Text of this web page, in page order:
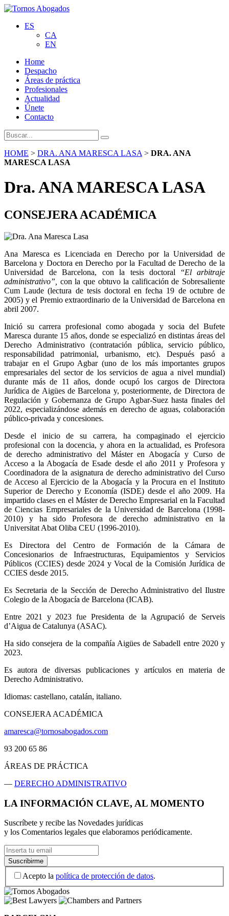
ES
CA
EN
Home
Despacho
Áreas de práctica
Profesionales
Actualidad
Únete
Contacto
HOME > DRA. ANA MARESCA LASA > DRA. ANA
MARESCA LASA
Dra. ANA MARESCA LASA
CONSEJERA ACADÉMICA
Ana Maresca es Licenciada en Derecho por la Universidad de
Barcelona y Doctora en Derecho por la Facultad de Derecho de la
Universidad de Barcelona, con la tesis doctoral “El arbitraje
administrativo”,
con la que obtuvo la calificación de Sobresaliente
Cum Laude (lectura de tesis doctoral en fecha 19 de octubre de
2005) y el Premio extraordinario de la Universidad de Barcelona en
abril 2007.
Inició su carrera profesional como abogada y socia del Bufete
Maresca durante 15 años, donde se especializó en distintas áreas del
Derecho Administrativo (contratación pública, servicio público,
responsabilidad patrimonial, urbanismo, etc). Después pasó a
trabajar en el Grupo Agbar (uno de los más importantes grupos
empresariales del sector de los servicios de agua a nivel mundial)
durante más de 11 años, donde ocupó los cargos de Directora
Jurídica de Aigües de Barcelona y, posteriormente, de Directora de
Regulación y Gobernanza de Grupo Agbar-Suez hasta finales del
2022, especializándose además en derecho de aguas, colaboración
público-privada y concesiones.
Desde el inicio de su carrera, ha compaginado el ejercicio
profesional con la docencia, y ahora en la actualidad, es Profesora
de derecho administrativo del Máster en Abogacía y Curso de
Acceso a la Abogacía de Esade desde el año 2011 y Profesora y
Coordinadora de la asignatura de derecho administrativo del Curso
de Acceso al Ejercicio de la Abogacía y la Procura en el Instituto
Superior de Derecho y Economía (ISDE) desde el año 2009. Ha
impartido clases en el Máster de Derecho Empresarial en la Facultad
de Ciencias Empresariales de la Universidad de Barcelona (1998-
2010) y ha sido Profesora de derecho administrativo en la
Universitat Abat Oliba CEU (1996-2010).
Es Directora del Centro de Formación de la Cámara de
Concesionarios de Infraestructuras, Equipamientos y Servicios
Públicos (CCIES) desde 2024 y Vocal de la Comisión Jurídica de
CCIES desde 2015.
Es Secretaria de la Sección de Derecho Administrativo del Ilustre
Colegio de la Abogacía de Barcelona (ICAB).
Entre 2021 y 2023 fue Presidenta de la Agrupació de Serveis
d’Aigua de Catalunya (ASAC).
Ha sido consejera de la compañía Aigües de Sabadell entre 2020 y
2023.
Es autora de diversas publicaciones y artículos en materia de
Derecho Administrativo.
Idiomas: castellano, catalán, italiano.
CONSEJERA ACADÉMICA
amaresca@tornosabogados.com
93 200 65 86
ÁREAS DE PRÁCTICA
— DERECHO ADMINISTRATIVO
LA INFORMACIÓN CLAVE, AL MOMENTO
Suscríbete y recibe las Novedades jurídicas
y los Comentarios legales que elaboramos periódicamente.
Acepto la política de protección de datos.